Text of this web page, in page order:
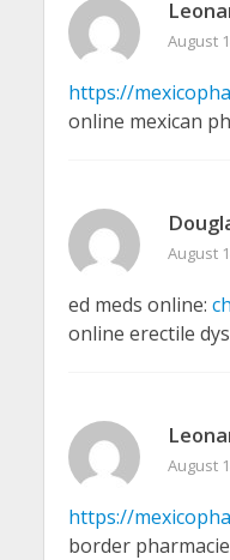
August
https://
online mexican
August
ed meds online:
online erectile
August
https://
border